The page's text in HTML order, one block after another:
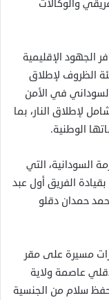
والوكالات
الجهود الإقليمية
الظروف لإطلاق
في الأمن
لإطلاق النار، بما
الوطنية.
السودانية، التي
بقيادة الفريق أول عبد
حمدان دقلو
مسيرة على مقر
عاصمة ولاية
والذي أسفر عن مقتل 6 جنود حفظ سلام من الجنسية